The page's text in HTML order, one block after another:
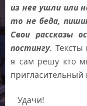
из нее ушли или
то не беда,
Свои рассказы
постингу.
я сам решу кто
пригласительный
Удачи!